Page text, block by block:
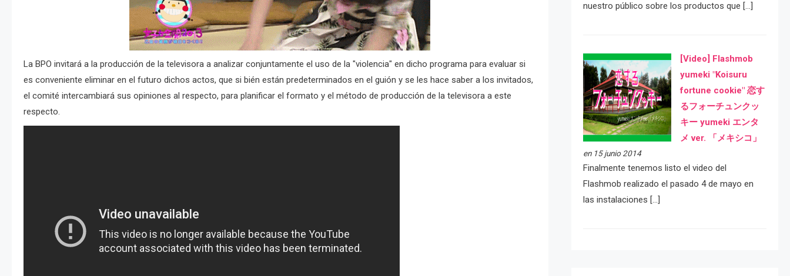
La BPO invitará a la producción de la televisora a analizar conjuntamente el uso de la "violencia" en dicho programa para evaluar si
es conveniente eliminar en el futuro dichos actos, que si bién están predeterminados en el guión y se les hace saber a los invitados,
el comité intercambiará sus opiniones al respecto, para planificar el formato y el método de producción de la televisora a este
respecto.
nuestro público sobre los productos que […]
[Video] Flashmob
yumeki "Koisuru
fortune cookie" 恋す
るフォーチュンクッ
キー yumeki エンタ
メ ver. 「メキシコ」
en 15 junio 2014
Finalmente tenemos listo el video del
Flashmob realizado el pasado 4 de mayo en
las instalaciones […]